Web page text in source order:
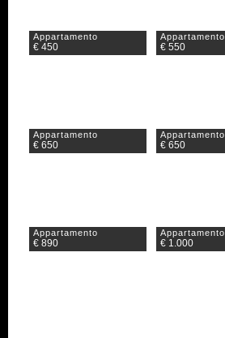
Appartamento
€ 450
Appartamento
€ 550
Appartamento
€ 650
Appartamento
€ 650
Appartamento
€ 890
Appartamento
€ 1.000